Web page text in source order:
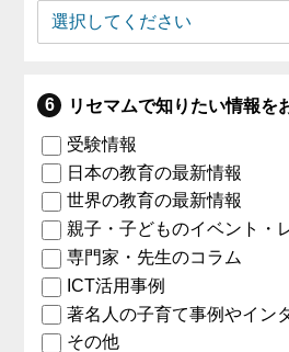
リセマムで知りたい情報を
受験情報
日本の教育の最新情報
世界の教育の最新情報
親子・子どものイベント・
専門家・先生のコラム
ICT活用事例
著名人の子育て事例やイン
その他